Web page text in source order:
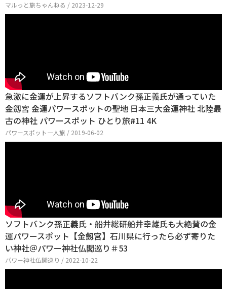
マルっと旅ちゃんねる / 2023-12-29
急激に金運が上昇するソフトバンク孫正義氏が通っていた
金劔宮 金運パワースポットの聖地 日本三大金運神社 北陸最
古の神社 パワースポット ひとり旅#11 4K
パワースポット一人旅 / 2019-06-02
ソフトバンク孫正義氏・船井総研船井幸雄氏も大絶賛の金
運パワースポット【金劔宮】石川県に行ったら必ず寄りた
い神社＠パワー神社仏閣巡り＃53
パワー神社仏閣巡り / 2022-10-22